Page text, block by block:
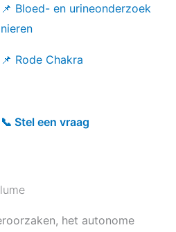
📌 Bloed- en urineonderzoek
nieren
📌 Rode Chakra
📞 Stel een vraag
het autonome